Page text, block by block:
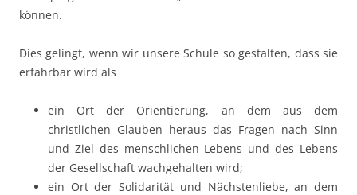
können.
Dies gelingt, wenn wir unsere Schule so gestalten, dass sie
er­fahrbar wird als
ein Ort der Orientierung, an dem aus dem
christlichen Glauben heraus das Fragen nach Sinn
und Ziel des menschlichen Lebens und des Lebens
der Gesellschaft wachgehalten wird;
ein Ort der Solidarität und Nächstenliebe, an dem